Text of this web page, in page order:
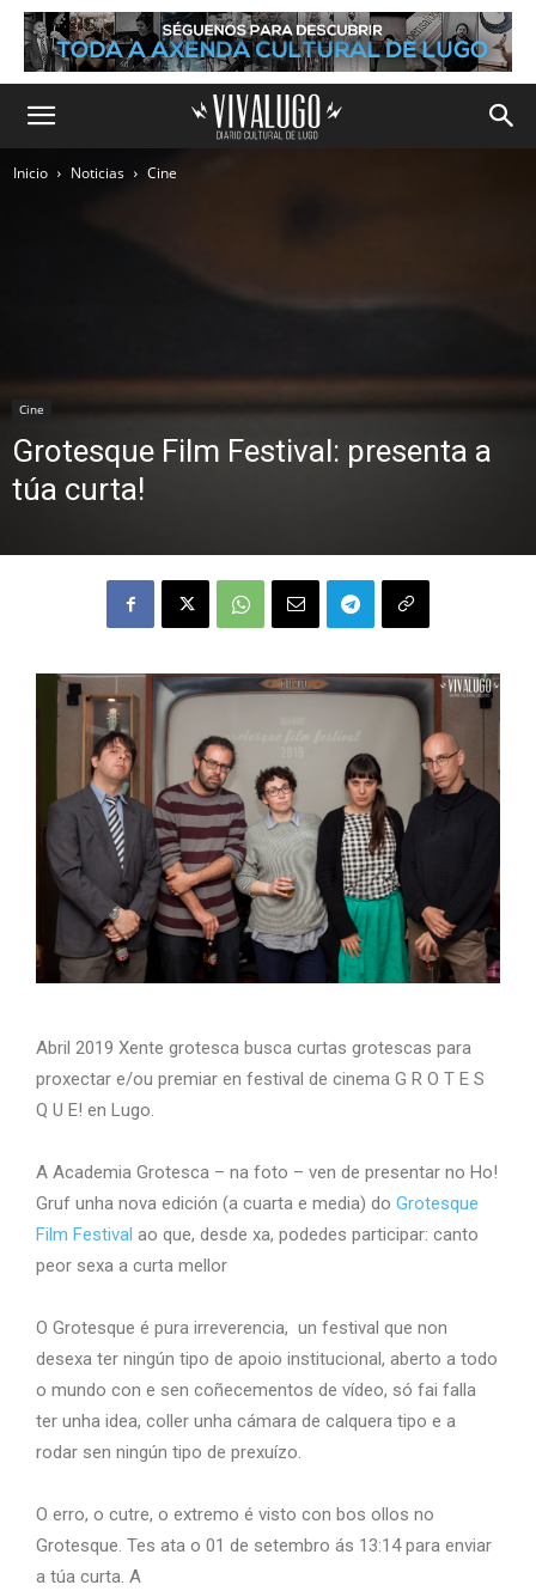
Inicio Noticias Cine
Cine
Grotesque Film Festival: presenta a
túa curta!
Abril 2019 Xente grotesca busca curtas grotescas para
proxectar e/ou premiar en festival de cinema G R O T E S
Q U E! en Lugo.
A Academia Grotesca – na foto – ven de presentar no Ho!
Gruf unha nova edición (a cuarta e media) do Grotesque
Film Festival ao que, desde xa, podedes participar: canto
peor sexa a curta mellor
O Grotesque é pura irreverencia, un festival que non
desexa ter ningún tipo de apoio institucional, aberto a todo
o mundo con e sen coñecementos de vídeo, só fai falla
ter unha idea, coller unha cámara de calquera tipo e a
rodar sen ningún tipo de prexuízo.
O erro, o cutre, o extremo é visto con bos ollos no
Grotesque. Tes ata o 01 de setembro ás 13:14 para enviar
a túa curta. A